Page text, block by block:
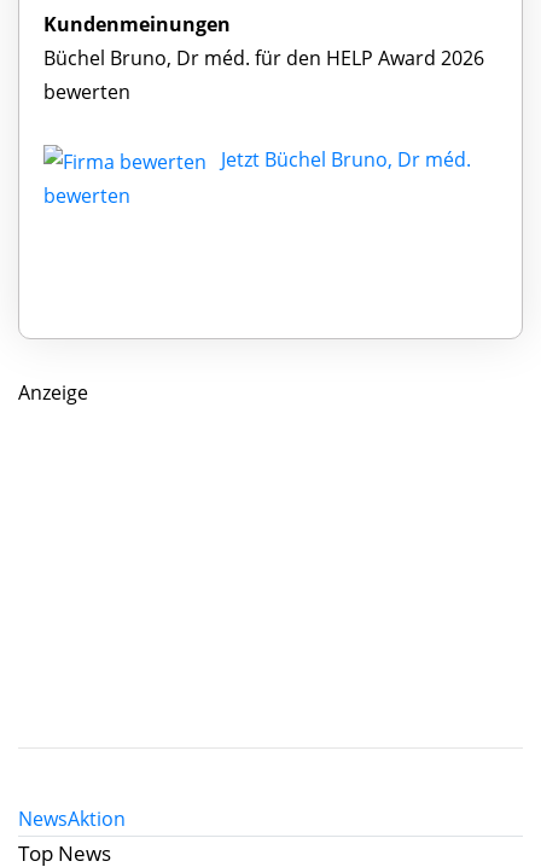
Kundenmeinungen
Büchel Bruno, Dr méd. für den HELP Award 2026
bewerten
Jetzt Büchel Bruno, Dr méd.
bewerten
Anzeige
NewsAktion
Top News